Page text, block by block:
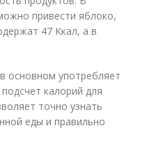
привести яблоко,
47 Ккал, а в
основном употребляет
калорий для
точно узнать
еды и правильно